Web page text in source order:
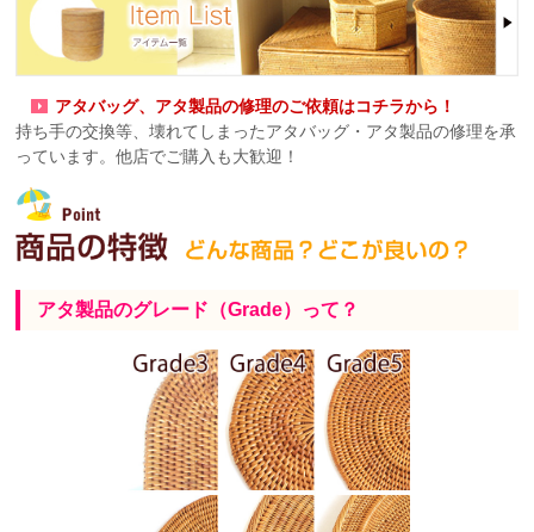
アタバッグ、アタ製品の修理のご依頼はコチラから！
持ち手の交換等、壊れてしまったアタバッグ・アタ製品の修理を承
っています。他店でご購入も大歓迎！
アタ製品のグレード（Grade）って？